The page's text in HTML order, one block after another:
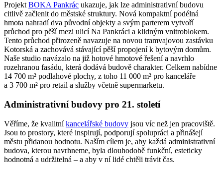
Projekt BOKA Pankrác ukazuje, jak lze administrativní budovu
citlivě začlenit do městské struktury. Nová kompaktní podélná
hmota nahradí dva původní objekty a svým parterem vytvoří
průchod pro pěší mezi ulicí Na Pankráci a klidným vnitroblokem.
Tento průchod přirozeně navazuje na novou tramvajovou zastávku
Kotorská a zachovává stávající pěší propojení k bytovým domům.
Naše studio navázalo na již hotové hmotové řešení a navrhlo
rozehranou fasádu, která dodává budově charakter. Celkem nabídne
14 700 m² podlahové plochy, z toho 11 000 m² pro kanceláře
a 3 700 m² pro retail a služby včetně supermarketu.
Administrativní budovy pro 21. století
Věříme, že kvalitníkancelářské budovy jsou víc než jen pracoviště.
Jsou to prostory, které inspirují, podporují spolupráci a přinášejí
městu přidanou hodnotu. Naším cílem je, aby každá administrativní
budova, kterou navrhneme, byla dlouhodobě funkční, esteticky
hodnotná a udržitelná – a aby v ní lidé chtěli trávit čas.